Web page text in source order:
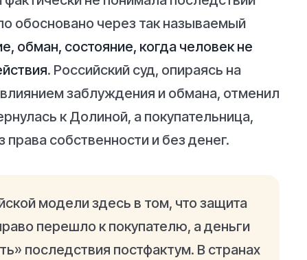
обосновано через так называемый
обман, состояние, когда человек не
. Российский суд, опираясь на
заблуждения и обмана, отменил
к Долиной, а покупательница,
собственности и без денег.
модели здесь в том, что защита
перешло к покупателю, а деньги
последствия постфактум. В странах